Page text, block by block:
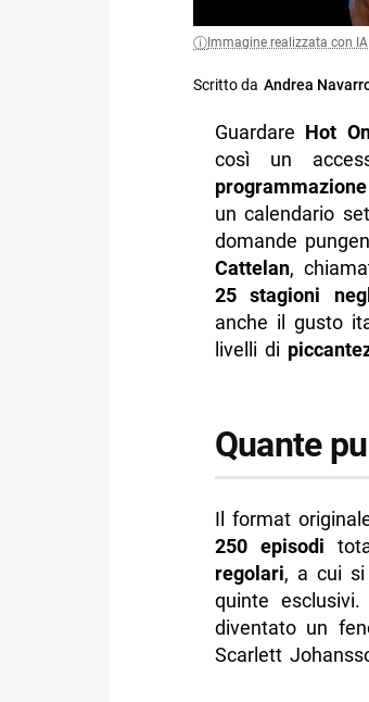
Immagine realizzata con IA
Scritto da Andrea
Guardare Hot
così un
programmazione
un calendario
domande
Cattelan,
25 stagioni
anche il gusto
livelli di
Quante
Il format
250 episodi
regolari, a cui si
quinte
diventato un
Scarlett